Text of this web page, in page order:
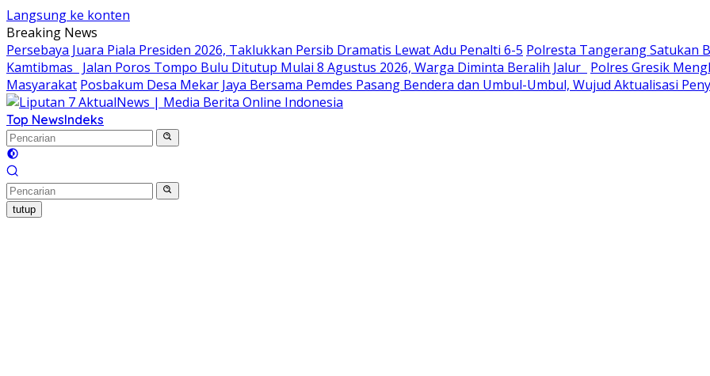
Langsung ke konten
Breaking News
Persebaya Juara Piala Presiden 2026, Taklukkan Persib Dramatis Lewat Adu Penalti 6-5 Polresta Tangerang Satukan
Kamtibmas
Jalan Poros Tompo Bulu Ditutup Mulai 8 Agustus 2026, Warga Diminta Beralih Jalur Polres Gresik
Masyarakat Posbakum Desa Mekar Jaya Bersama Pemdes Pasang Bendera dan Umbul-Umbul, Wujud Aktualisasi
Top NewsIndeks
tutup